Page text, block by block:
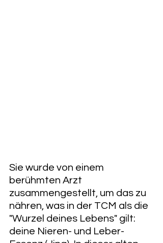
Sie wurde von einem
berühmten Arzt
zusammengestellt, um das zu
nähren, was in der TCM als die
"Wurzel deines Lebens" gilt:
deine Nieren- und Leber-